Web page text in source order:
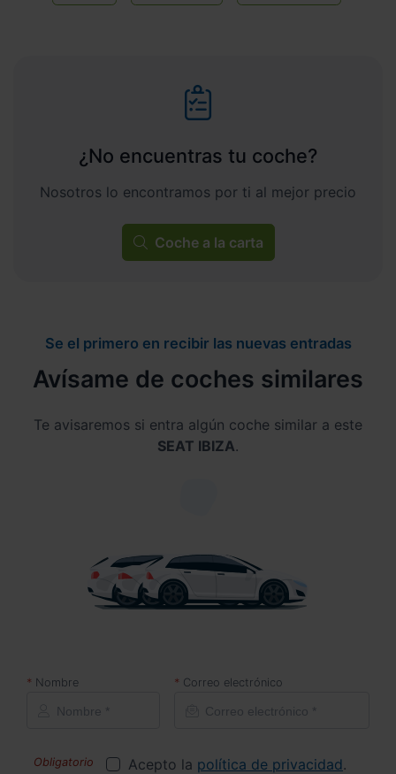
¿No encuentras tu coche?
Nosotros lo encontramos por ti al mejor precio
Coche a la carta
Se el primero en recibir las nuevas entradas
Avísame de coches similares
Te avisaremos si entra algún coche similar a este
SEAT IBIZA.
Nombre Correo electrónico
Acepto la política de privacidad.